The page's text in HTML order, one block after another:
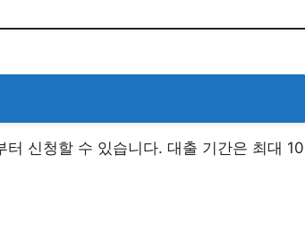
신청할 수 있습니다. 대출 기간은 최대 10